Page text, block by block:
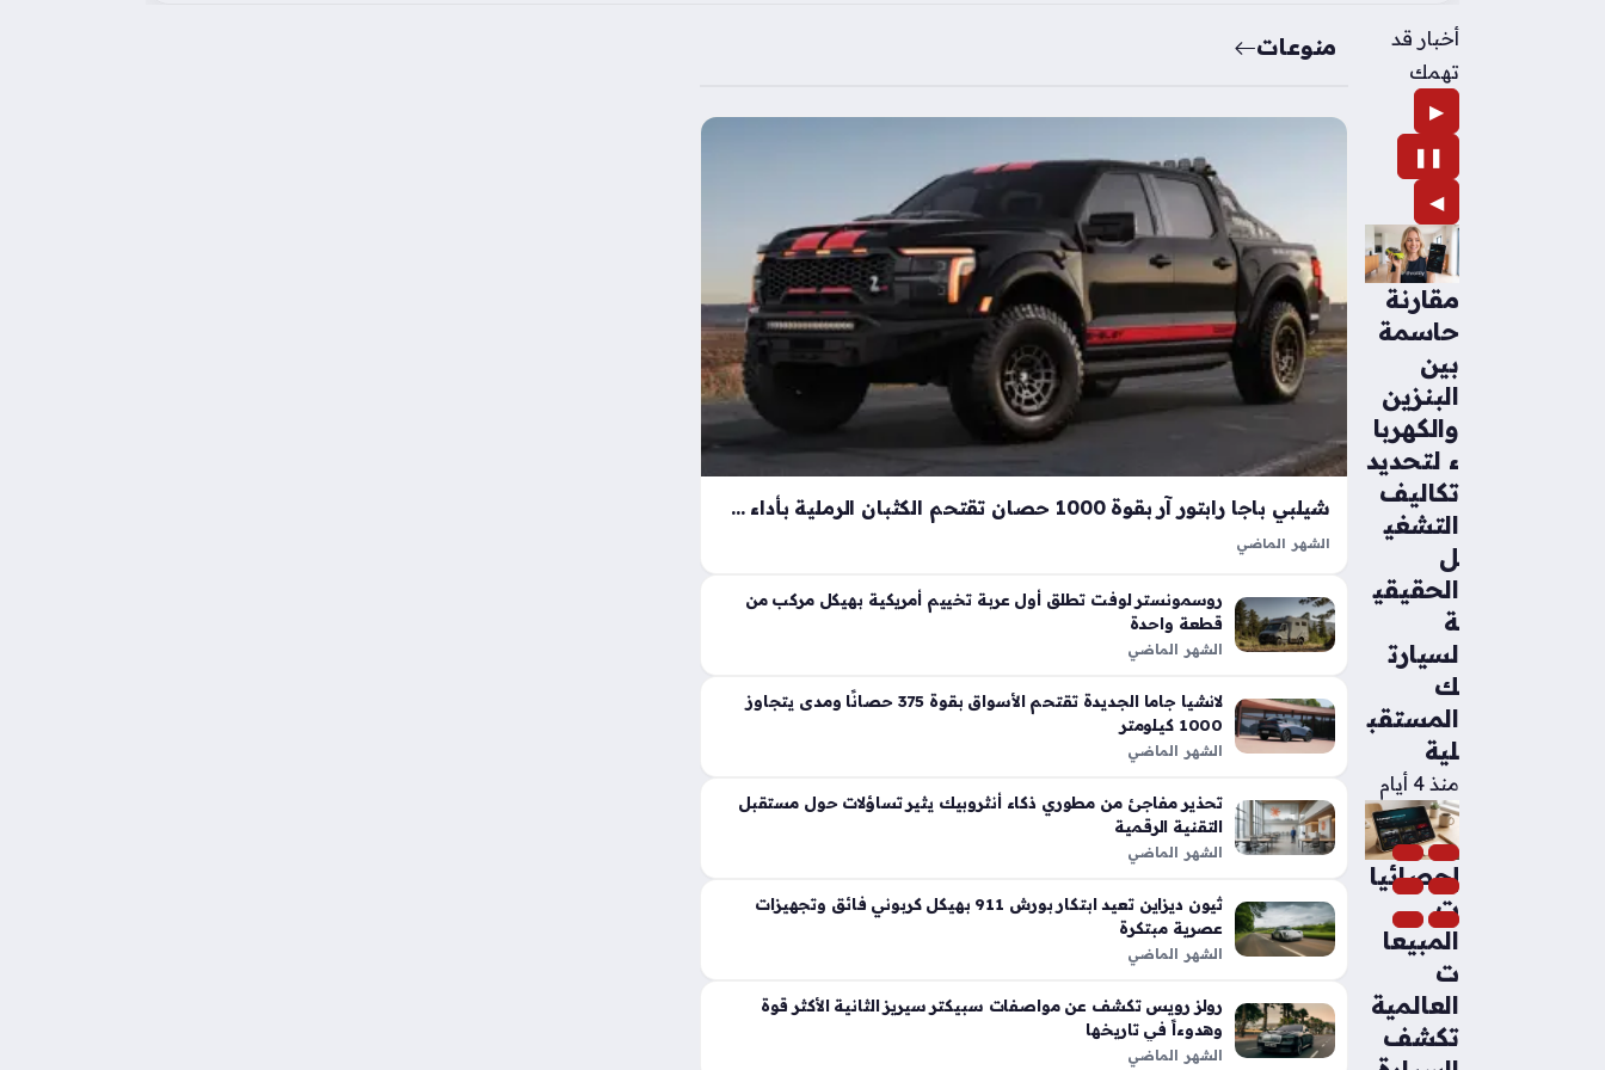
أخبار قد
تهمك
▶
❚❚
◀
مقارنة
حاسمة
بين
البنزين
والكهربا
ء لتحديد
تكاليف
التشغي
ل
الحقيقي
ة
لسيارت
ك
المستقب
لية
منذ 4 أيام
إحصائيا
ت
المبيعا
ت
العالمية
تكشف
منوعات
شيلبي باجا رابتور آر بقوة 1000 حصان تقتحم الكثبان الرملية بأداء خارق
الشهر الماضي
الأداء التقليدية في شاحنات البيك أب، إذ ارتقت بهذه الفئة إلى مستويات غير مسبوقة
بفضل تعديلات…
روسمونستر لوفت تطلق أول عربة تخييم أمريكية بهيكل مركب من
قطعة واحدة
الشهر الماضي
لانشيا جاما الجديدة تقتحم الأسواق بقوة 375 حصانًا ومدى يتجاوز
1000 كيلومتر
الشهر الماضي
تحذير مفاجئ من مطوري ذكاء أنثروبيك يثير تساؤلات حول مستقبل
التقنية الرقمية
الشهر الماضي
ثيون ديزاين تعيد ابتكار بورش 911 بهيكل كربوني فائق وتجهيزات
عصرية مبتكرة
الشهر الماضي
رولز رويس تكشف عن مواصفات سبيكتر سيريز الثانية الأكثر قوة
وهدوءاً في تاريخها
الشهر الماضي